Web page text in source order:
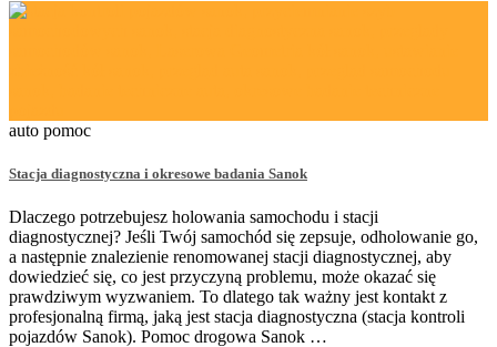
auto pomoc
Stacja diagnostyczna i okresowe badania Sanok
Dlaczego potrzebujesz holowania samochodu i stacji
diagnostycznej? Jeśli Twój samochód się zepsuje, odholowanie go,
a następnie znalezienie renomowanej stacji diagnostycznej, aby
dowiedzieć się, co jest przyczyną problemu, może okazać się
prawdziwym wyzwaniem. To dlatego tak ważny jest kontakt z
profesjonalną firmą, jaką jest stacja diagnostyczna (stacja kontroli
pojazdów Sanok). Pomoc drogowa Sanok …